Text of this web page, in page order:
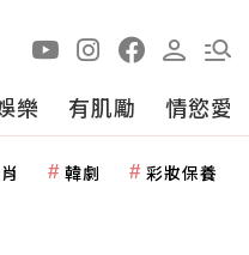
樂 有肌勵 情慾愛
韓劇 彩妝保養